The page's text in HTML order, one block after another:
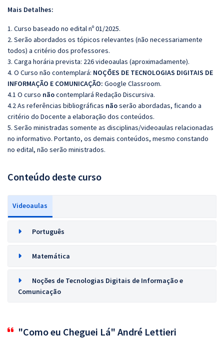
Mais Detalhes:
1. Curso baseado no edital nº 01/2025.
2. Serão abordados os tópicos relevantes (não necessariamente
todos) a critério dos professores.
3. Carga horária prevista: 226 videoaulas (aproximadamente).
4. O Curso não contemplará: NOÇÕES DE TECNOLOGIAS DIGITAIS DE
INFORMAÇÃO E COMUNICAÇÃO: Google Classroom.
4.1 O curso nãocontemplará Redação Discursiva.
4.2 As referências bibliográficas nãoserão abordadas, ficando a
critério do Docente a elaboração dos conteúdos.
5. Serão ministradas somente as disciplinas/videoaulas relacionadas
no informativo. Portanto, os demais conteúdos, mesmo constando
no edital, não serão ministrados.
Conteúdo deste curso
Videoaulas
Português
Matemática
Noções de Tecnologias Digitais de Informação e
Comunicação
"Como eu Cheguei Lá" André Lettieri